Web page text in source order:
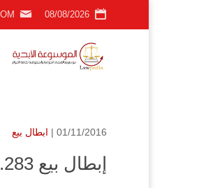
08/08/2026
01/11/2016 | ابطال بيع
إبطال بيع h2005.283